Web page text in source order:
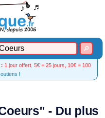
: 1 jour offert, 5€ = 25 jours, 10€ = 100
!
- Du plus